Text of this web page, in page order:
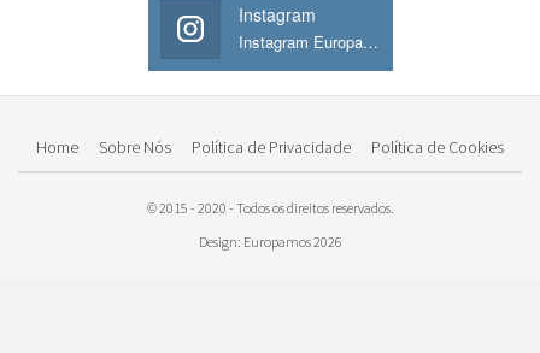
Instagram
Instagram Europamos
Home Sobre Nós Política de Privacidade Política de Cookies
© 2015 - 2020 - Todos os direitos reservados.
Design: Europamos 2026